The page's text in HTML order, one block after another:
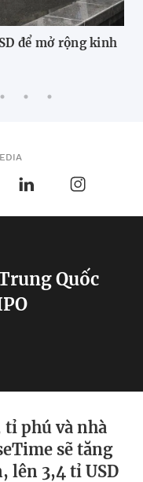
để mở rộng kinh
Quốc
tỉ phú và nhà
sẽ tăng
lên 3,4 tỉ USD